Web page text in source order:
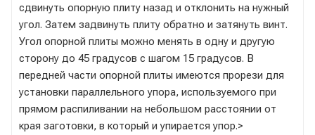
сдвинуть опорную плиту назад и отклонить на нужный
угол. Затем задвинуть плиту обратно и затянуть винт.
Угол опорной плиты можно менять в одну и другую
сторону до 45 градусов с шагом 15 градусов. В
передней части опорной плиты имеются прорези для
установки параллельного упора, используемого при
прямом распиливании на небольшом расстоянии от
края заготовки, в который и упирается упор.>